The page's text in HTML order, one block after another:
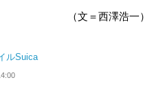
（文＝西澤浩一）
ルSuica